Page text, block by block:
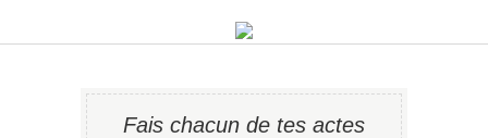
Fais chacun de tes actes